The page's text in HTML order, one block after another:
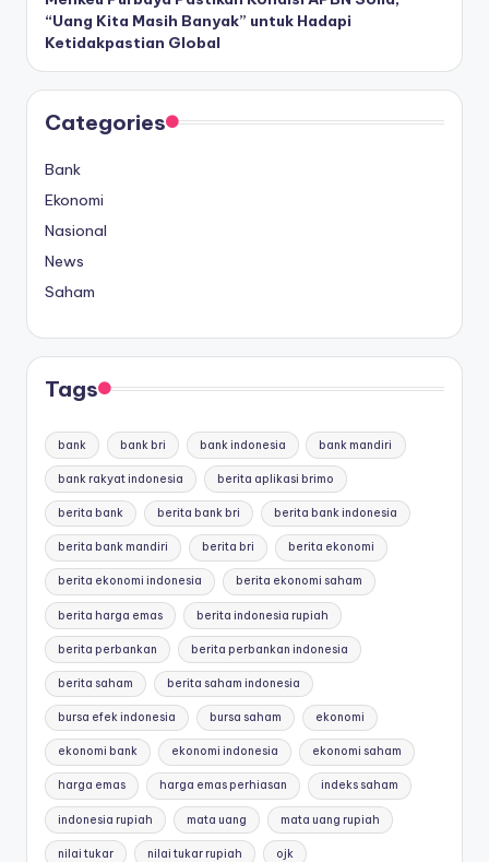
“Uang Kita Masih Banyak” untuk Hadapi
Ketidakpastian Global
Categories
Bank
Ekonomi
Nasional
News
Saham
Tags
bank bank bri bank indonesia bank mandiri
bank rakyat indonesia berita aplikasi brimo
berita bank berita bank bri berita bank indonesia
berita bank mandiri berita bri berita ekonomi
berita ekonomi indonesia berita ekonomi saham
berita harga emas berita indonesia rupiah
berita perbankan berita perbankan indonesia
berita saham berita saham indonesia
bursa efek indonesia bursa saham ekonomi
ekonomi bank ekonomi indonesia ekonomi saham
harga emas harga emas perhiasan indeks saham
indonesia rupiah mata uang mata uang rupiah
nilai tukar nilai tukar rupiah ojk